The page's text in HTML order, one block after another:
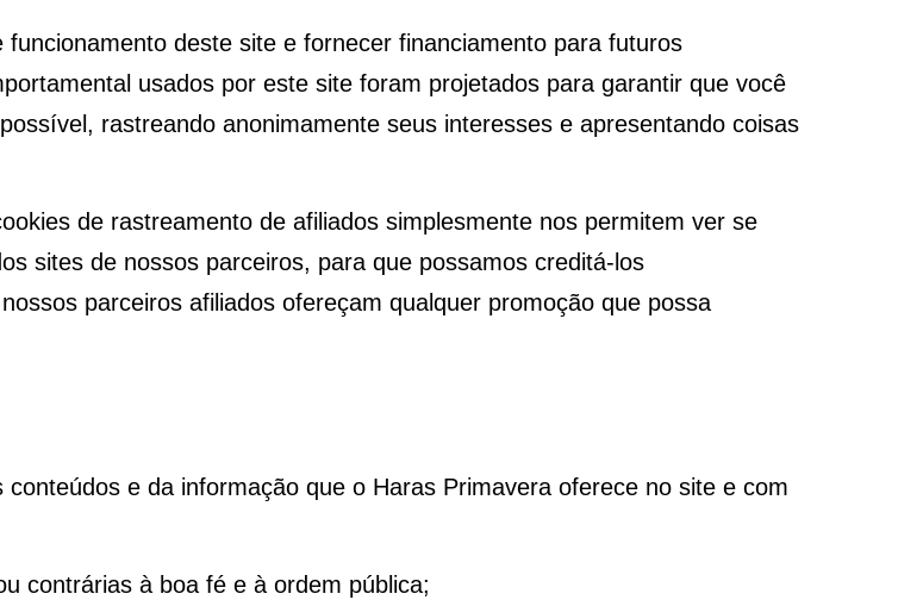
deste site e fornecer financiamento para futuros
usados por este site foram projetados para garantir que você
rastreando anonimamente seus interesses e apresentando coisas
de rastreamento de afiliados simplesmente nos permitem ver se
sites de nossos parceiros, para que possamos creditá-los
parceiros afiliados ofereçam qualquer promoção que possa
e da informação que o Haras Primavera oferece no site e com
contrárias à boa fé e à ordem pública;